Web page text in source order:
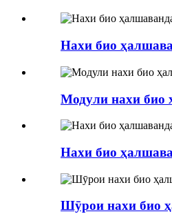
Нахи био
Модули нахи био
Нахи био
Шӯрои нахи био